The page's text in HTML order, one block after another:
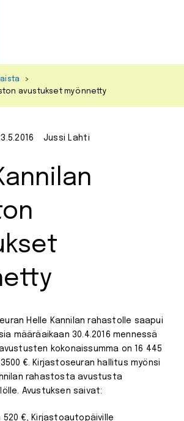
>
avustukset myönnetty
Jussi Lahti
Helle Kannilan rahastolle saapui
määräaikaan 30.4.2016 mennessä
kokonaissumma on 16 445
€. Kirjastoseuran hallitus myönsi
rahastosta avustusta
Avustuksen saivat:
520 €, Kirjastoautopäiville